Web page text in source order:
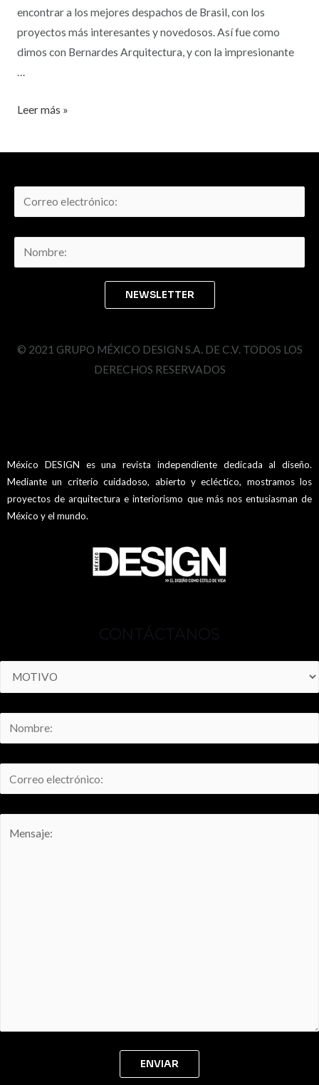
encontrar a los mejores despachos de Brasil, con los
proyectos más interesantes y novedosos. Así fue como
dimos con Bernardes Arquitectura, y con la impresionante
…
Leer más »
© 2021 GRUPO MÉXICO DESIGN S.A. DE C.V. TODOS LOS
DERECHOS RESERVADOS
México DESIGN es una revista independiente dedicada al diseño.
Mediante un criterio cuidadoso, abierto y ecléctico, mostramos los
proyectos de arquitectura e interiorismo que más nos entusiasman de
México y el mundo.
CONTÁCTANOS